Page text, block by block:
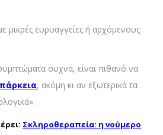
μικρές ευρυαγγείες ή αρχόμενους
συχνά, είναι πιθανό να
, ακόμη κι αν εξωτερικά τα
Σκληροθεραπεία: η νούμερο